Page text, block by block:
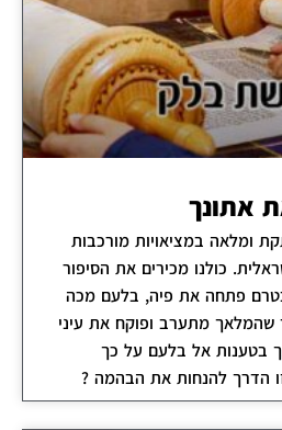
אתונך
ומלאה במציאויות מורכבות
כולנו מכירים את הסיפור
פתחה את פיה, בלעם מכה
מתערב ופוקח את עיני
בטענות אל בלעם על כך
הדרך להנחות את הבהמה ?